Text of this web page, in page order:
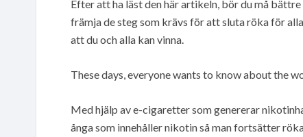
Efter att ha läst den här artikeln, bör du må
främja de steg som krävs för att sluta röka för
att du och alla kan vinna.
These days, everyone wants to know about the
Med hjälp av e-cigaretter som genererar
ånga som innehåller nikotin så man fortsätter